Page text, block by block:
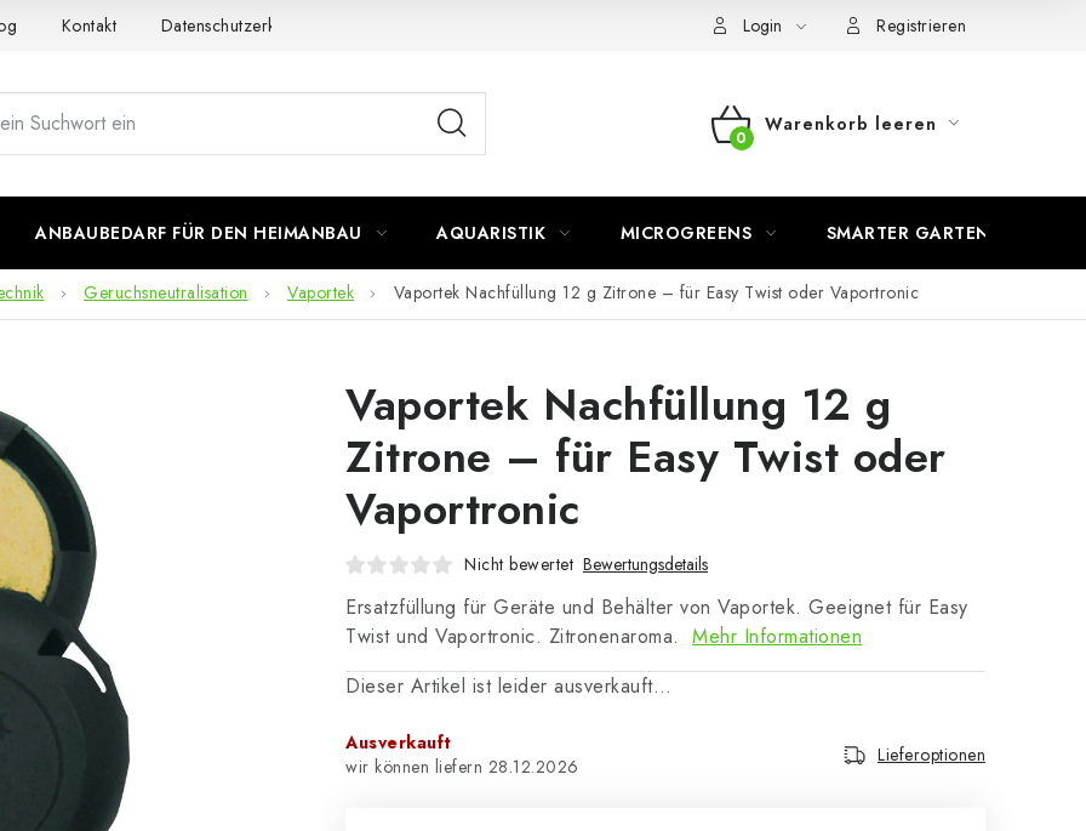
Kontakt Datenschutzerklärung Login Registrieren
WARENKORB
Warenkorb leeren
ANBAUBEDARF FÜR DEN HEIMANBAU AQUARISTIK MICROGREENS SMARTER GARTEN
Geruchsneutralisation Vaportek Vaportek Nachfüllung 12 g Zitrone – für Easy Twist oder Vaportronic
Vaportek Nachfüllung 12 g
Zitrone – für Easy Twist oder
Vaportronic
Nicht bewertet Bewertungsdetails
Ersatzfüllung für Geräte und Behälter von Vaportek. Geeignet für Easy
Twist und Vaportronic. Zitronenaroma. Mehr Informationen
Dieser Artikel ist leider ausverkauft…
Ausverkauft
28.12.2026
Lieferoptionen